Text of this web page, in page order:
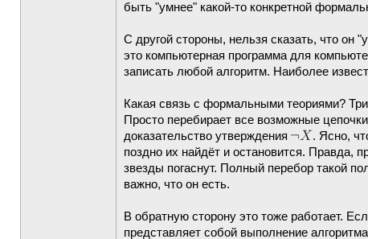
быть "умнее" какой-то конкретной
С другой стороны, нельзя сказать, что он
это компьютерная программа для
записать любой алгоритм. Наиболее
Какая связь с формальными теориями?
Просто перебирает все возможные
доказательство утверждения
. Ясно,
поздно их найдёт и остановится. Правда,
звезды погаснут. Полный перебор такой
важно, что он есть.
В обратную сторону это тоже работает.
представляет собой выполнение